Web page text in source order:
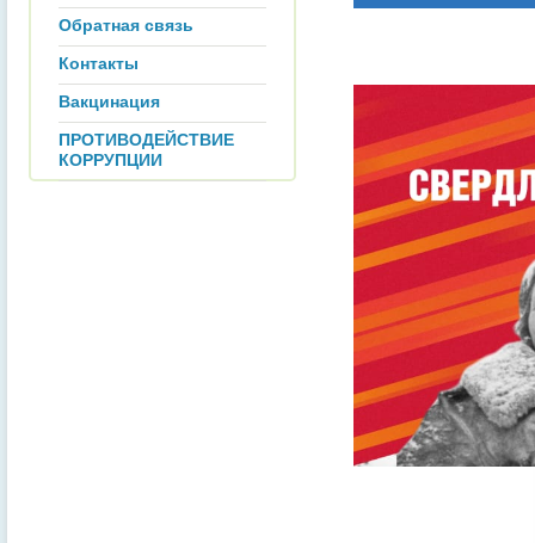
Обратная связь
Контакты
Вакцинация
ПРОТИВОДЕЙСТВИЕ
КОРРУПЦИИ